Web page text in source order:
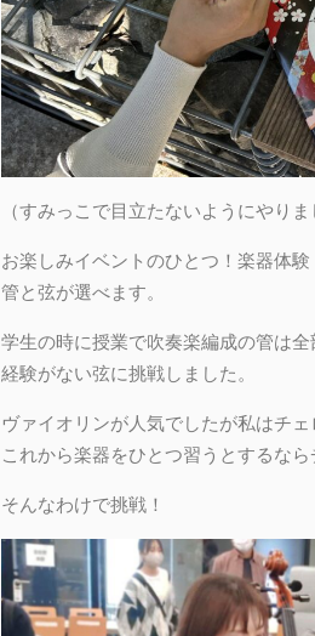
（すみっこで目立たないようにやりま
お楽しみイベントのひとつ！楽器体験
管と弦が選べます。
学生の時に授業で吹奏楽編成の管は全
経験がない弦に挑戦しました。
ヴァイオリンが人気でしたが私はチェ
これから楽器をひとつ習うとするなら
そんなわけで挑戦！